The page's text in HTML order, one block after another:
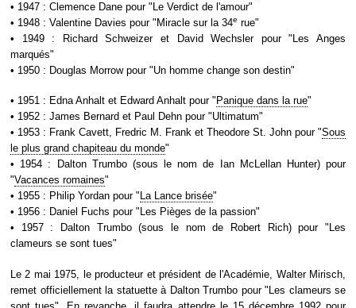
• 1947 : Clemence Dane pour "Le Verdict de l'amour"
• 1948 : Valentine Davies pour "Miracle sur la 34e rue"
• 1949 : Richard Schweizer et David Wechsler pour "Les Anges
marqués"
• 1950 : Douglas Morrow pour "Un homme change son destin"
• 1951 : Edna Anhalt et Edward Anhalt pour " Panique dans la rue"
• 1952 : James Bernard et Paul Dehn pour "Ultimatum"
• 1953 : Frank Cavett, Fredric M. Frank et Theodore St. John pour "Sous
le plus grand chapiteau du monde"
• 1954 : Dalton Trumbo (sous le nom de Ian McLellan Hunter) pour
"Vacances romaines"
• 1955 : Philip Yordan pour " La Lance brisée"
• 1956 : Daniel Fuchs pour "Les Pièges de la passion"
• 1957 : Dalton Trumbo (sous le nom de Robert Rich) pour "Les
clameurs se sont tues"
Le 2 mai 1975, le producteur et président de l'Académie, Walter Mirisch,
remet officiellement la statuette à Dalton Trumbo pour "Les clameurs se